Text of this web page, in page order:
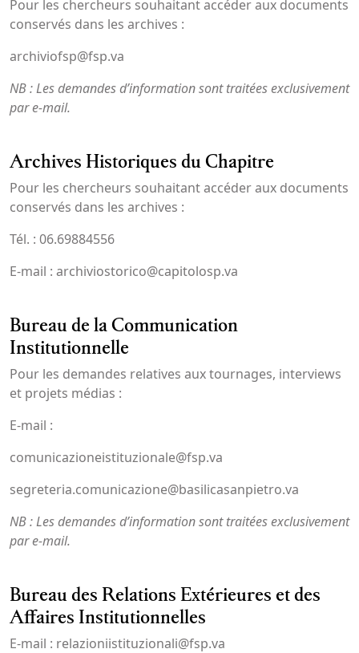
Pour les chercheurs souhaitant accéder aux documents
conservés dans les archives :
archiviofsp@fsp.va
NB : Les demandes d’information sont traitées exclusivement
par e-mail.
Archives Historiques du Chapitre
Pour les chercheurs souhaitant accéder aux documents
conservés dans les archives :
Tél. : 06.69884556
E-mail : archiviostorico@capitolosp.va
Bureau de la Communication
Institutionnelle
Pour les demandes relatives aux tournages, interviews
et projets médias :
E-mail :
comunicazioneistituzionale@fsp.va
segreteria.comunicazione@basilicasanpietro.va
NB : Les demandes d’information sont traitées exclusivement
par e-mail.
Bureau des Relations Extérieures et des
Affaires Institutionnelles
E-mail : relazioniistituzionali@fsp.va